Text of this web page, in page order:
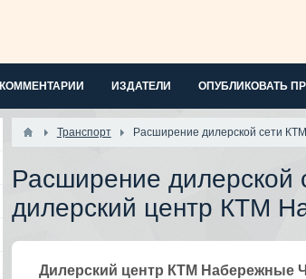
КОММЕНТАРИИ ИЗДАТЕЛИ ОПУБЛИКОВАТЬ
Транспорт Расширение дилерской сети
Расширение дилерской
дилерский центр КТМ
Дилерский центр КТМ Набережные